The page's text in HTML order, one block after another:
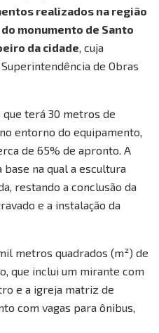
realizados na região
monumento de Santo
da cidade, cuja
de Obras
terá 30 metros de
entorno do equipamento,
de 65% de apronto. A
na qual a escultura
restando a conclusão da
e a instalação da
metros quadrados (m²) de
que inclui um mirante com
e a igreja matriz de
com vagas para ônibus,